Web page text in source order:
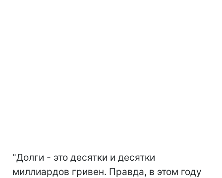
"Долги - это десятки и десятки
миллиардов гривен. Правда, в этом году